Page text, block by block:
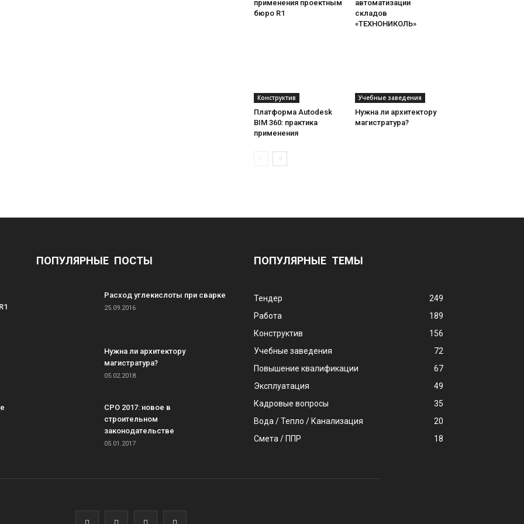
применения проектным
бюро R1
автоматизации
складов
«ТЕХНОНИКОЛЬ»
Конструктив
Платформа Autodesk
BIM 360: практика
применения
Учебные заведения
Нужна ли архитектору
магистратура?
ПОПУЛЯРНЫЕ ПОСТЫ
Расход углекислоты при сварке
25.09.2016
Нужна ли архитектору
магистратура?
05.02.2018
СРО 2017: новое в
строительном
законодательстве
05.01.2017
ПОПУЛЯРНЫЕ ТЕМЫ
Тендер
249
Работа
189
Конструктив
156
Учебные заведения
72
Повышение квалификации
67
Эксплуатация
49
Кадровые вопросы
35
Вода / Тепло / Канализация
20
Смета / ППР
18